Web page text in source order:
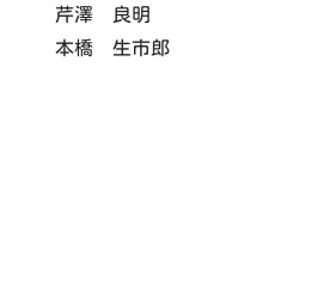
芹澤 良明
本橋 生市郎